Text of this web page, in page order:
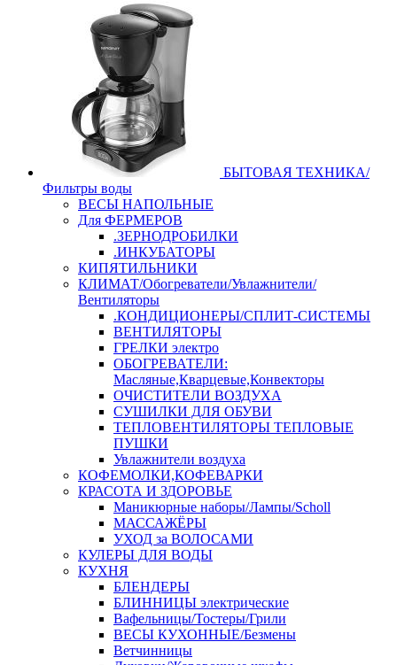
БЫТОВАЯ ТЕХНИКА/
Фильтры воды
ВЕСЫ НАПОЛЬНЫЕ
Для ФЕРМЕРОВ
.ЗЕРНОДРОБИЛКИ
.ИНКУБАТОРЫ
КИПЯТИЛЬНИКИ
КЛИМАТ/Обогреватели/Увлажнители/
Вентиляторы
.КОНДИЦИОНЕРЫ/СПЛИТ-СИСТЕМЫ
ВЕНТИЛЯТОРЫ
ГРЕЛКИ электро
ОБОГРЕВАТЕЛИ:
Масляные,Кварцевые,Конвекторы
ОЧИСТИТЕЛИ ВОЗДУХА
СУШИЛКИ ДЛЯ ОБУВИ
ТЕПЛОВЕНТИЛЯТОРЫ ТЕПЛОВЫЕ
ПУШКИ
Увлажнители воздуха
КОФЕМОЛКИ,КОФЕВАРКИ
КРАСОТА И ЗДОРОВЬЕ
Маникюрные наборы/Лампы/Scholl
МАССАЖЁРЫ
УХОД за ВОЛОСАМИ
КУЛЕРЫ ДЛЯ ВОДЫ
КУХНЯ
БЛЕНДЕРЫ
БЛИННИЦЫ электрические
Вафельницы/Тостеры/Грили
ВЕСЫ КУХОННЫЕ/Безмены
Ветчинницы